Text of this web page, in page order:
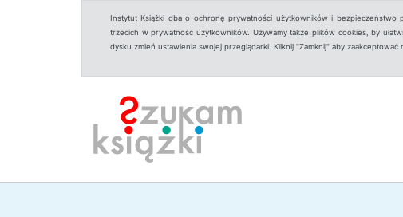
Instytut Książki dba o ochronę prywatności użytkowników i
trzecich w prywatność użytkowników. Używamy także plików cookies, by
dysku zmień ustawienia swojej przeglądarki. Kliknij "Zamknij" aby zaakceptować